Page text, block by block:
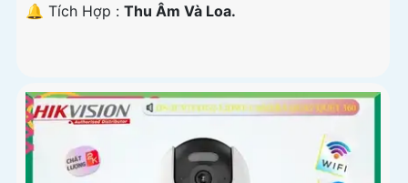
️🔔 Tích Hợp : Thu Âm Và Loa.